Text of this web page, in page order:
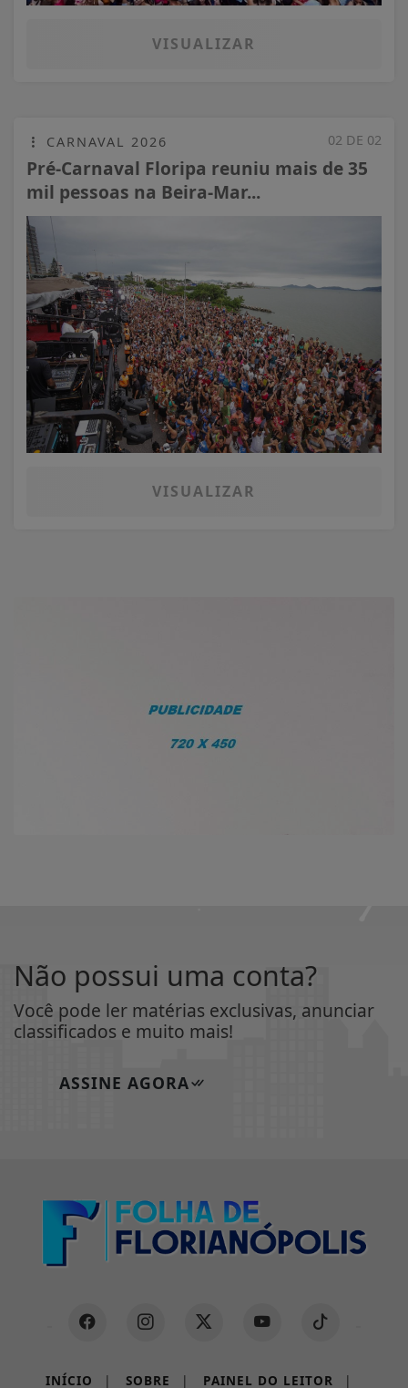
VISUALIZAR
02 DE 02
CARNAVAL 2026
Pré-Carnaval Floripa reuniu mais de 35
mil pessoas na Beira-Mar...
VISUALIZAR
Não possui uma conta?
Você pode ler matérias exclusivas, anunciar
classificados e muito mais!
ASSINE AGORA
INÍCIO | SOBRE | PAINEL DO LEITOR |